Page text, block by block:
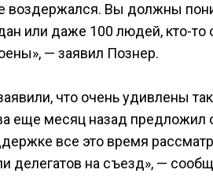
воздержался. Вы должны
или даже 100 людей, кто-то
— заявил Познер.
что очень удивлены
еще месяц назад предложил
все это время
делегатов на съезд», —